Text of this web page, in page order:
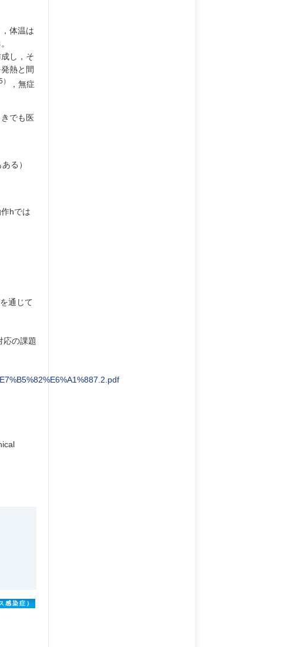
，体温は
し，そ
熱と間
，無症
でも医
る）
hでは
通じて
応の課題
感染症）